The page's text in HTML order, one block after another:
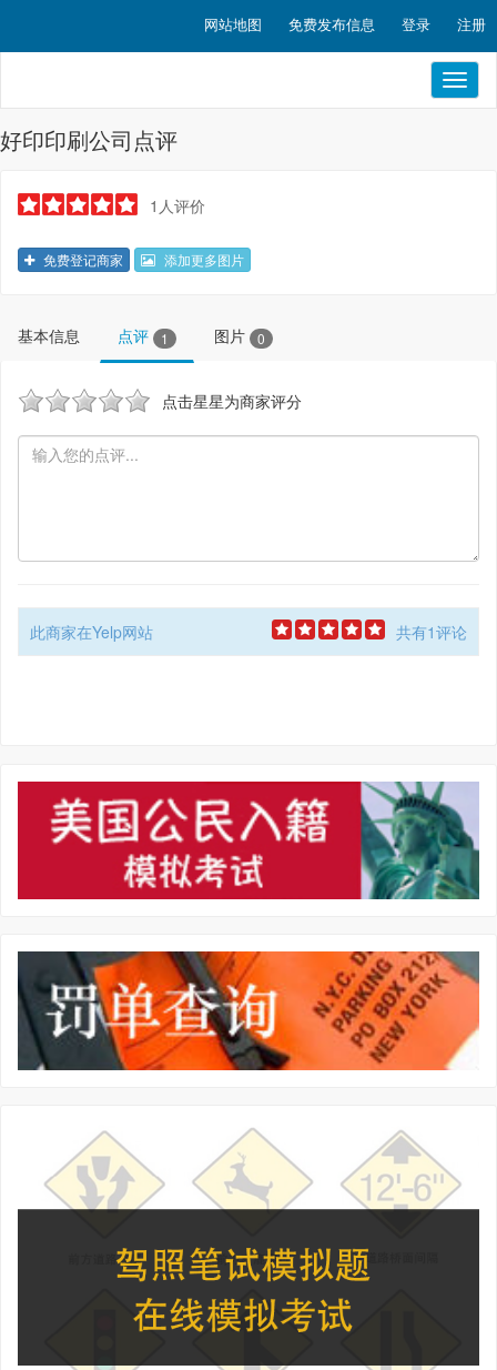
网站地图 免费发布信息 登录 注册
好印印刷公司点评
1人评价
免费登记商家 添加更多图片
基本信息 点评 1 图片 0
点击星星为商家评分
此商家在Yelp网站 共有1评论